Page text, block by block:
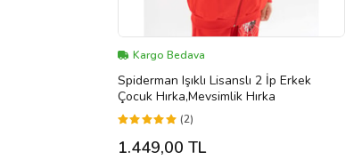
Kargo Bedava
Spiderman Işıklı Lisanslı 2 İp Erkek
Çocuk Hırka,Mevsimlik Hırka
(2)
1.449,00 TL